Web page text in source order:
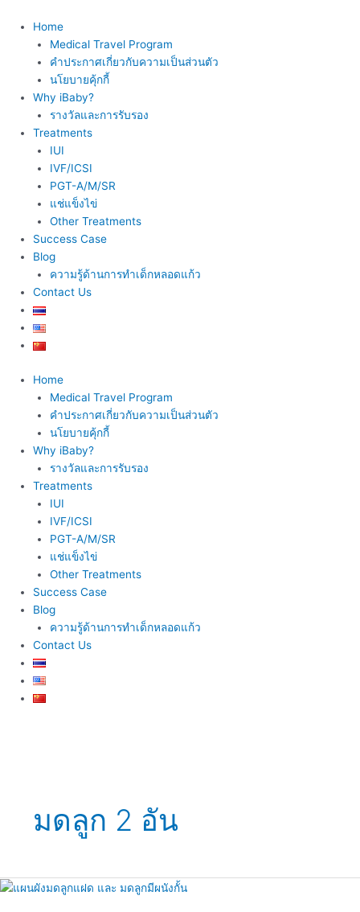
content
Home
Medical Travel Program
คำประกาศเกี่ยวกับความเป็นส่วนตัว
นโยบายคุ้กกี้
Why iBaby?
รางวัลและการรับรอง
Treatments
IUI
IVF/ICSI
PGT-A/M/SR
แช่แข็งไข่
Other Treatments
Success Case
Blog
ความรู้ด้านการทำเด็กหลอดแก้ว
Contact Us
Home
Medical Travel Program
คำประกาศเกี่ยวกับความเป็นส่วนตัว
นโยบายคุ้กกี้
Why iBaby?
รางวัลและการรับรอง
Treatments
IUI
IVF/ICSI
PGT-A/M/SR
แช่แข็งไข่
Other Treatments
Success Case
Blog
ความรู้ด้านการทำเด็กหลอดแก้ว
Contact Us
มดลูก 2 อัน
มดลูก